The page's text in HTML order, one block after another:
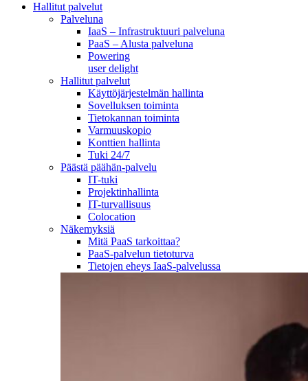
Hallitut palvelut
Palveluna
IaaS – Infrastruktuuri palveluna
PaaS – Alusta palveluna
Powering
user delight
Hallitut palvelut
Käyttöjärjestelmän hallinta
Sovelluksen toiminta
Tietokannan toiminta
Varmuuskopio
Konttien hallinta
Tuki 24/7
Päästä päähän-palvelu
IT-tuki
Projektinhallinta
IT-turvallisuus
Colocation
Näkemyksiä
Mitä PaaS tarkoittaa?
PaaS-palvelun tietoturva
Tietojen eheys IaaS-palvelussa